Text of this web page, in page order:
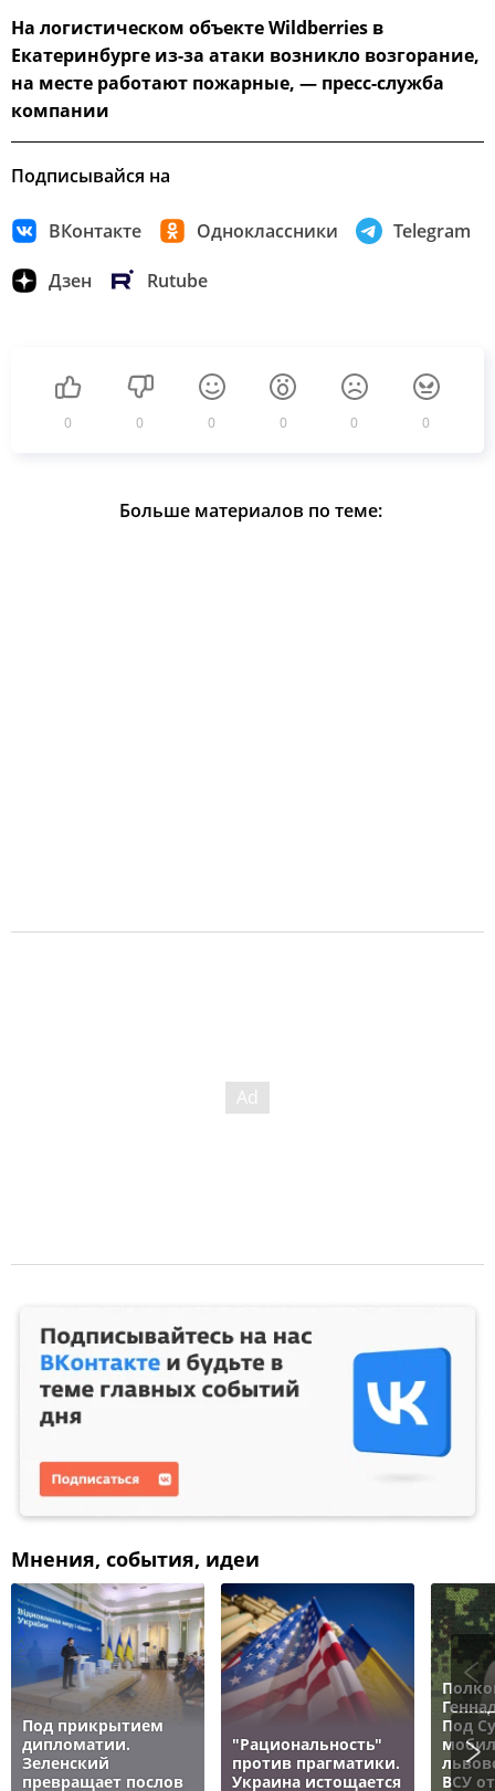
На логистическом объекте Wildberries в
Екатеринбурге из-за атаки возникло возгорание,
на месте работают пожарные, — пресс-служба
компании
Подписывайся на
ВКонтакте Одноклассники Telegram
Дзен Rutube
0 0 0 0 0 0
Больше материалов по теме:
Мнения, события, идеи
Под прикрытием
дипломатии.
Зеленский
превращает послов
"Рациональность"
против прагматики.
Украина истощается
Под
ВСУ